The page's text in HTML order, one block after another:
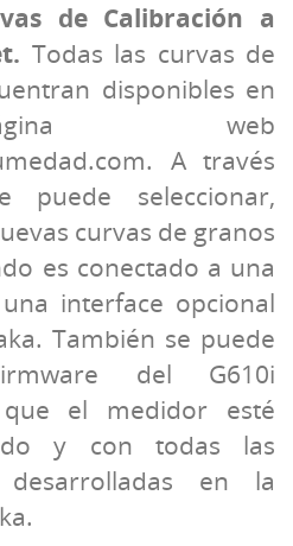
de Calibración a
Todas las curvas de
disponibles en
web
A través
seleccionar,
curvas de granos
es conectado a una
interface opcional
También se puede
del G610i
el medidor esté
y con todas las
en la